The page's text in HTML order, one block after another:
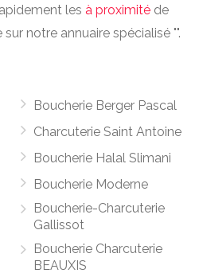
les à proximité de
notre annuaire spécialisé "".
Boucherie Berger Pascal
Charcuterie Saint Antoine
Boucherie Halal Slimani
Boucherie Moderne
Boucherie-Charcuterie
Gallissot
Boucherie Charcuterie
BEAUXIS